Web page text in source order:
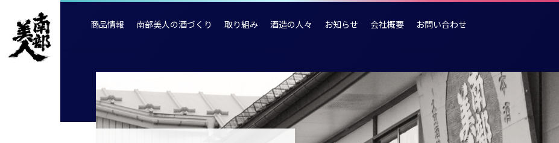
商品情報 南部美人の酒づくり 取り組み 酒造の人々 お知らせ 会社概要 お問い合わせ